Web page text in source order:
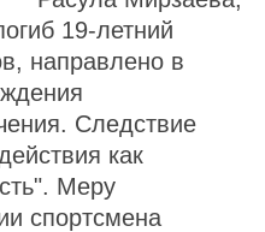
19-летний
направлено в
Следствие
как
Меру
спортсмена